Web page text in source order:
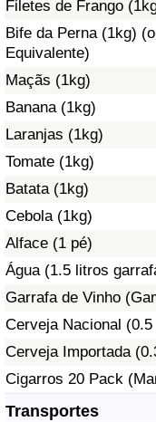
Filetes de Frango
Bife da Perna (1kg)
Equivalente)
Maçãs (1kg)
Banana (1kg)
Laranjas (1kg)
Tomate (1kg)
Batata (1kg)
Cebola (1kg)
Alface (1 pé)
Água (1.5 litros
Garrafa de Vinho
Cerveja Nacional
Cerveja Importada
Cigarros 20 Pack
Transportes
Indicador de Saúde
Poluição
Índice de poluição
Indicador de
Trânsito
Indicador de
Indicador de
Indicador de